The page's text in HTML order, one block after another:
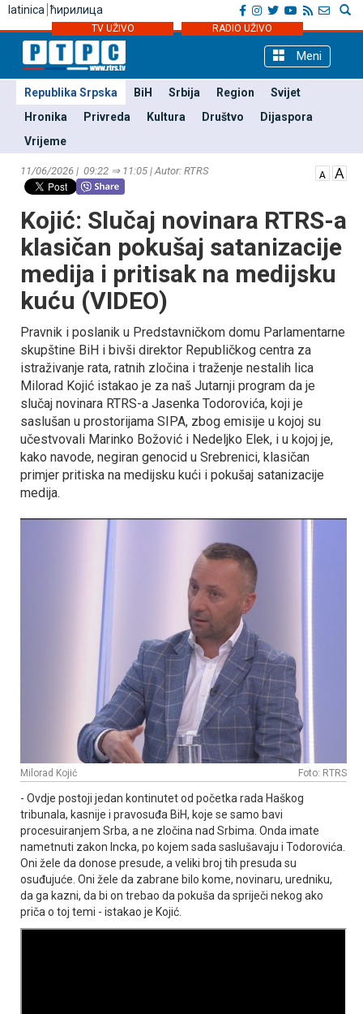
latinica ћирилица
TV UŽIVO RADIO UŽIVO
Meni
Republika Srpska BiH Srbija Region
Svijet
Hronika
Privreda Kultura Društvo
Dijaspora
Vrijeme
11/06/2026 | 09:22 ⇒ 11:05 | Autor: RTRS
Kojić: Slučaj novinara RTRS-a
klasičan pokušaj satanizacije
medija i pritisak na medijsku
kuću (VIDEO)
Pravnik i poslanik u Predstavničkom domu Parlamentarne
skupštine BiH i bivši direktor Republičkog centra za
istraživanje rata, ratnih zločina i traženje nestalih lica
Milorad Kojić istakao je za naš Јutarnji program da je
slučaj novinara RTRS-a Јasenka Todorovića, koji je
saslušan u prostorijama SIPA, zbog emisije u kojoj su
učestvovali Marinko Božović i Nedeljko Elek, i u kojoj je,
kako navode, negiran genocid u Srebrenici, klasičan
primjer pritiska na medijsku kući i pokušaj satanizacije
medija.
Milorad Kojić Foto: RTRS
- Ovdje postoji jedan kontinutet od početka rada Haškog
tribunala, kasnije i pravosuđa BiH, koje se samo bavi
procesuiranjem Srba, a ne zločina nad Srbima. Onda imate
nametnuti zakon Incka, po kojem sada saslušavaju i Todorovića.
Oni žele da donose presude, a veliki broj tih presuda su
osuđujuće. Oni žele da zabrane bilo kome, novinaru, uredniku,
da ga kazni, da bi on trebao da pokuša da spriječi nekog ako
priča o toj temi - istakao je Kojić.